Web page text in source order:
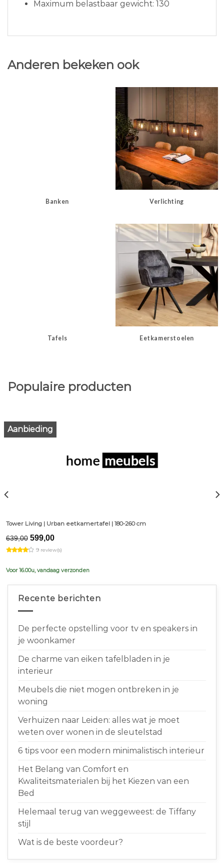
Maximum belastbaar gewicht: 130
Anderen bekeken ook
Banken Verlichting
Tafels Eetkamerstoelen
Populaire producten
Aanbieding
Tower Living | Urban eetkamertafel | 180-260 cm
639,00 Original
price
was:
599,00Current
is:
9 review(s)
Voor 16.00u, vandaag verzonden
Recente berichten
De perfecte opstelling voor tv en speakers in
je woonkamer
De charme van eiken tafelbladen in je
interieur
Meubels die niet mogen ontbreken in je
woning
Verhuizen naar Leiden: alles wat je moet
weten over wonen in de sleutelstad
6 tips voor een modern minimalistisch interieur
Het Belang van Comfort en
Kwaliteitsmaterialen bij het Kiezen van een
Bed
Helemaal terug van weggeweest: de Tiffany
stijl
Wat is de beste voordeur?